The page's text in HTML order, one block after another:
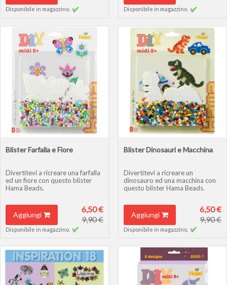
Disponibile in magazzino. Disponibile in magazzino.
Blister Farfalla e Fiore
Divertitevi a ricreare una farfalla
ed un fiore con questo blister
Hama Beads.
Aggiungi
6,50 €
9,90 €
Disponibile in magazzino.
Blister Dinosauri e Macchina
Divertitevi a ricreare un
dinosauro ed una macchina con
questo blister Hama Beads.
Aggiungi
6,50 €
9,90 €
Disponibile in magazzino.